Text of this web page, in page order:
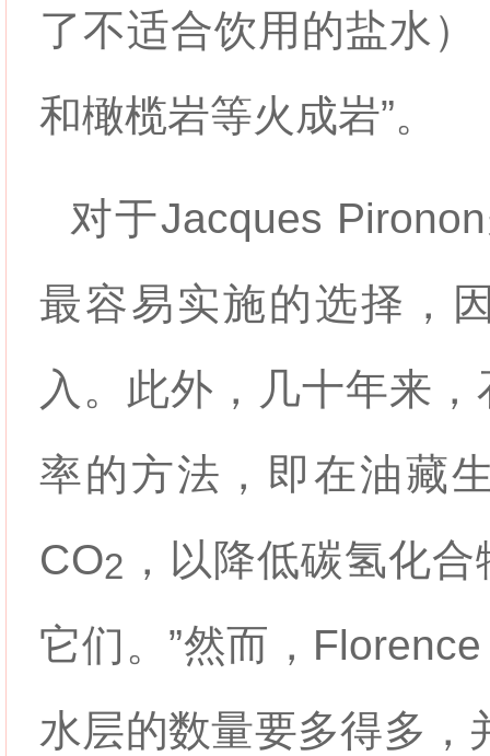
了不适合饮用的盐水
和橄榄岩等火成岩”。
对于Jacques
最容易实施的选择，
入。此外，几十年来
率的方法，即在油藏
CO2 ，以降低碳氢化
它们。”然而，
水层的数量要多得多，